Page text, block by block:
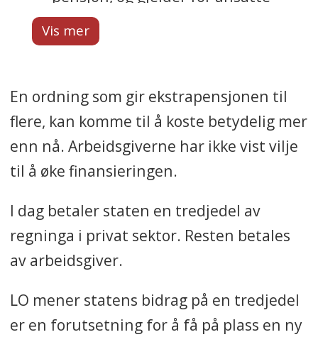
med tariff i privat sektor. Også
ansatte i offentlig sektor har
Nesten 1 million ansatte i
12.000 foretak er omfattet.
Ordningen ble avtalt i
tariffoppgjør mellom LO og
N.A.F i 1988, og skulle gjøre det
mulig å gå av med pensjon
allerede med 62 år – fram til 67
år.
Ifølge den avgåtte LO-
En ordning som gir ekstrapensjonen til
flere, kan komme til å koste betydelig mer
enn nå. Arbeidsgiverne har ikke vist vilje
til å øke finansieringen.
I dag betaler staten en tredjedel av
regninga i privat sektor. Resten betales
av arbeidsgiver.
LO mener statens bidrag på en tredjedel
er en forutsetning for å få på plass en ny